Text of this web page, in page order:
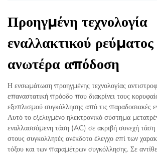
Προηγμένη τεχνολογία
εναλλακτικού ρεύματος
ανωτέρα απόδοση
Η ενσωμάτωση προηγμένης τεχνολογίας
επαναστατική πρόοδο που διακρίνει τους
εξοπλισμού συγκόλλησης από τις παραδοσιακές
Αυτό το εξελιγμένο ηλεκτρονικό σύστημα
εναλλασσόμενη τάση (AC) σε ακριβή συνεχή
στους συγκολλητές ανέκδοτο έλεγχο επί των
τόξου και των παραμέτρων συγκόλλησης. Σε